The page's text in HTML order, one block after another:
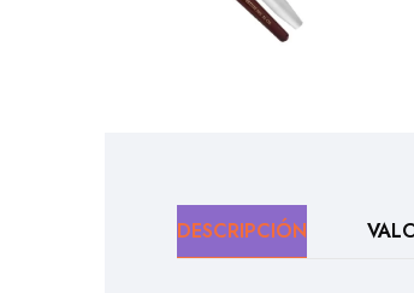
DESCRIPCIÓN